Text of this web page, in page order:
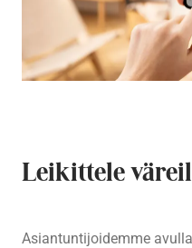
Leikittele
Asiantuntijoidemme